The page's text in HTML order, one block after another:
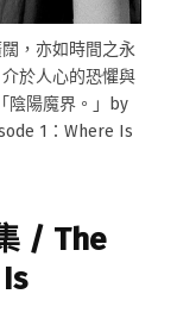
，亦如時間之永
於人心的恐懼與
陰陽魔界。」by
1：Where Is
/ The